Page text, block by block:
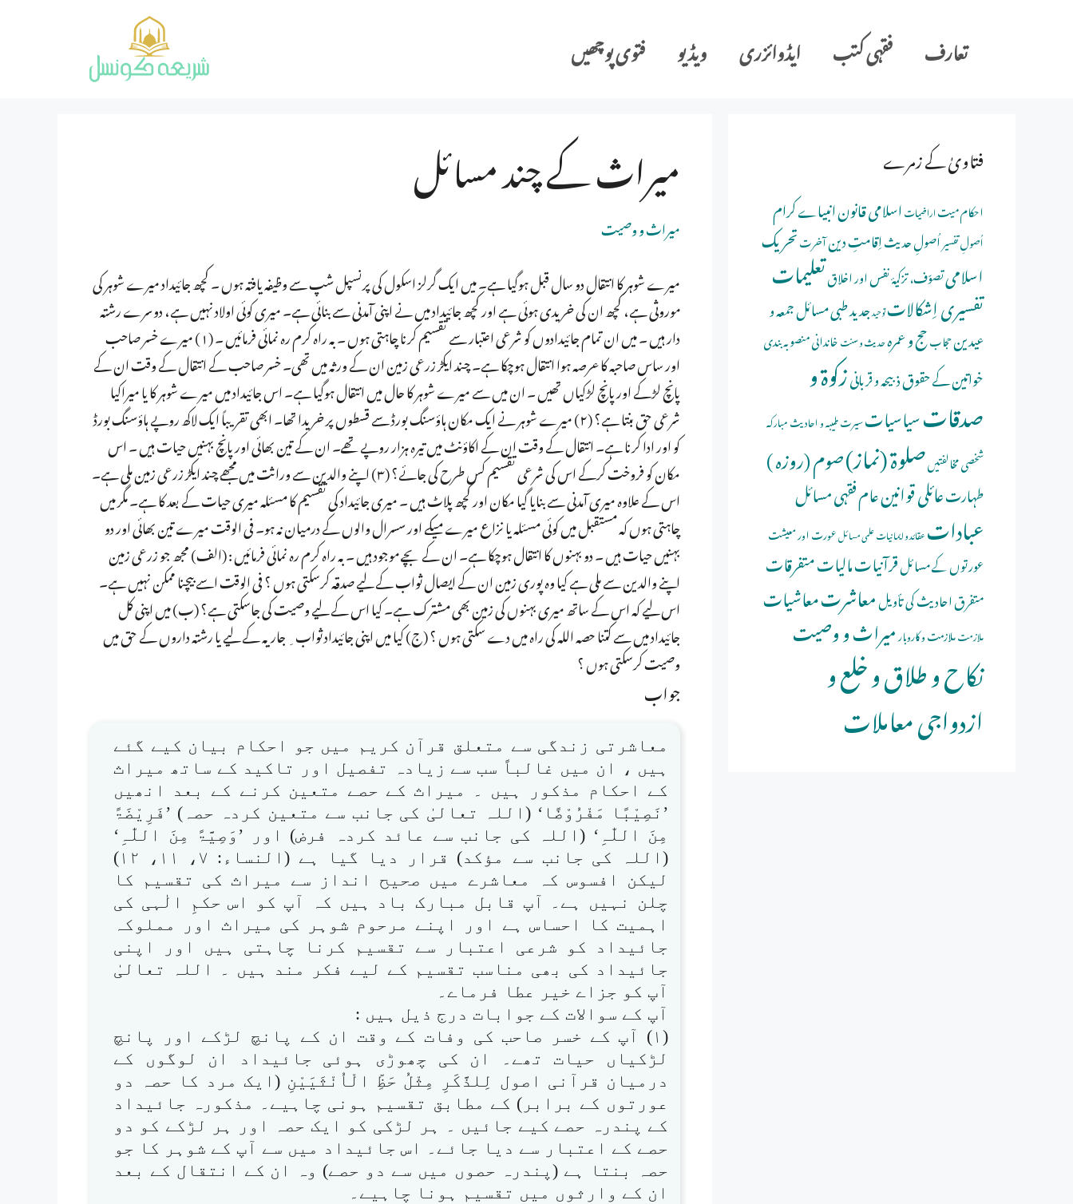
تعارف فقہی کتب ایڈوائزری ویڈیو فتوی پوچھیں
میراث کے چند مسائل
میراث و وصیت
میرے شوہر کا انتقال دو سال قبل ہوگیا ہے۔ میں ایک گرلز اسکول کی پرنسپل شپ سے وظیفہ یافتہ ہوں ۔ کچھ جائیداد میرے شوہر کی
موروثی ہے، کچھ ان کی خریدی ہوئی ہے اور کچھ جائیداد میں نے اپنی آمدنی سے بنائی ہے۔ میری کوئی اولاد نہیں ہے، دوسرے رشتہ
دار ہیں ۔ میں ان تمام جائیدادوں کو شرعی اعتبار سے تقسیم کرنا چاہتی ہوں ۔ بہ راہ کرم رہ نمائی فرمائیں ۔ (۱) میرے خسر صاحب
اور ساس صاحبہ کا عرصہ ہوا انتقال ہوچکا ہے۔ چند ایکڑ زرعی زمین ان کے ورثہ میں تھی۔ خسر صاحب کے انتقال کے وقت ان کے
پانچ لڑکے اور پانچ لڑکیاں تھیں ۔ ان میں سے میرے شوہر کا حال میں انتقال ہوگیا ہے۔ اس جائیداد میں میرے شوہر کا یا میراکیا
شرعی حق بنتا ہے؟ (۲) میرے شوہر نے ایک مکان ہاؤسنگ بورڈ سے قسطوں پر خریدا تھا۔ ابھی تقریباً ایک لاکھ روپے ہاؤسنگ بورڈ
کو اور ادا کرنا ہے۔ انتقال کے وقت ان کے اکاؤنٹ میں تیرہ ہزار روپے تھے۔ ان کے تین بھائی اور پانچ بہنیں حیات ہیں ۔ اس
مکان کو فروخت کرکے اس کی شرعی تقسیم کس طرح کی جائے؟ (۳) اپنے والدین سے وراثت میں مجھے چند ایکڑ زرعی زمین ملی ہے۔
اس کے علاوہ میری آمدنی سے بنایا گیا مکان اور کچھ پلاٹ ہیں ۔ میری جائیداد کی تقسیم کا مسئلہ میری حیات کے بعد کا ہے۔ مگر میں
چاہتی ہوں کہ مستقبل میں کوئی مسئلہ یا نزاع میرے میکے اور سسرال والوں کے درمیان نہ ہو۔ فی الوقت میرے تین بھائی اور دو
بہنیں حیات ہیں ۔ دو بہنوں کا انتقال ہوچکا ہے۔ ان کے بچے موجود ہیں ۔ بہ راہ کرم رہ نمائی فرمائیں : (الف) مجھ جو زرعی زمین
اپنے والدین سے ملی ہے کیا وہ پوری زمین ان کے ایصال ثواب کے لیے صدقہ کرسکتی ہوں ؟ فی الوقت اسے بیچنا ممکن نہیں ہے۔
اس لیے کہ اس کے ساتھ میری بہنوں کی زمین بھی مشترک ہے۔ کیا اس کے لیے وصیت کی جاسکتی ہے؟ (ب) میں اپنی کل
جائیداد میں سے کتنا حصہ اللہ کی راہ میں دے سکتی ہوں ؟ (ج) کیا میں اپنی جائیداد ثواب ِ جاریہ کے لیے یا رشتہ داروں کے حق میں
وصیت کرسکتی ہوں ؟
جواب
معاشرتی زندگی سے متعلق قرآن کریم میں جو احکام بیان کیے گئے
ہیں ، ان میں غالباً سب سے زیادہ تفصیل اور تاکید کے ساتھ میراث
کے احکام مذکور ہیں ۔ میراث کے حصے متعین کرنے کے بعد انھیں
’نَصِیْبًا مَفْرُوْضًا‘ (اللہ تعالیٰ کی جانب سے متعین کردہ حصہ) ’فَرِیْضَۃً
مِنَ اللّٰہِ‘ (اللہ کی جانب سے عائد کردہ فرض) اور ’وَصِیَّۃً مِنَ اللّٰہِ‘
(اللہ کی جانب سے مؤکد) قرار دیا گیا ہے (النساء: ۷، ۱۱، ۱۲)
لیکن افسوس کہ معاشرے میں صحیح انداز سے میراث کی تقسیم کا
چلن نہیں ہے۔ آپ قابل مبارک باد ہیں کہ آپ کو اس حکمِ الٰہی کی
اہمیت کا احساس ہے اور اپنے مرحوم شوہر کی میراث اور مملوکہ
جائیداد کو شرعی اعتبار سے تقسیم کرنا چاہتی ہیں اور اپنی
جائیداد کی بھی مناسب تقسیم کے لیے فکر مند ہیں ۔ اللہ تعالیٰ
آپ کو جزاے خیر عطا فرماے۔
آپ کے سوالات کے جوابات درج ذیل ہیں :
(۱) آپ کے خسر صاحب کی وفات کے وقت ان کے پانچ لڑکے اور پانچ
لڑکیاں حیات تھے۔ ان کی چھوڑی ہوئی جائیداد ان لوگوں کے
درمیان قرآنی اصول لِلذَّکَرِ مِثْلُ حَظِّ الْاُنْثَیَیْنِ (ایک مرد کا حصہ دو
عورتوں کے برابر) کے مطابق تقسیم ہونی چاہیے۔ مذکورہ جائیداد
کے پندرہ حصے کیے جائیں ۔ ہر لڑکی کو ایک حصہ اور ہر لڑکے کو دو
حصے کے اعتبار سے دیا جائے۔ اس جائیداد میں سے آپ کے شوہر کا جو
حصہ بنتا ہے (پندرہ حصوں میں سے دو حصے) وہ ان کے انتقال کے بعد
ان کے وارثوں میں تقسیم ہونا چاہیے۔
فتاویٰ کے زمرے
احکام میتاراضیاتاسلامی قانونانبیاے کرام
اُصولِ تفسیراُصولِ حدیثاِقامتِ دینآخرتتحریک
اسلامیتصوّف، تزکیۂ نفس اور اخلاقتعلیمات
تفسیری اِشکالاتتوحیدجدید طبی مسائلجمعہ و
عیدینحجابحج و عمرہحدیث و سنتخاندانی منصوبہ بندی
خواتین کے حقوقذبیحہ و قربانیزکوۃ و
صدقاتسیاسیاتسیرت طیبہ و احادیث مبارکہ
شخصی مخالفتیںصلوة (نماز)صوم (روزہ )
طہارتعائلی قوانینعام فقہی مسائل
عباداتعقائد و ایمانیاتعلمی مسائلعورت اور معیشت
عورتوں کے مسائلقرآنیاتمالیاتمتفرقات
متفرق احادیث کی تأویلمعاشرتمعاشیات
ملازمتملازمت و کاروبارمیراث و وصیت
نکاح و طلاق و خلع و
ازدواجی معاملات